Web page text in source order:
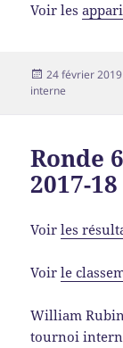
Voir les
24 février 2019
interne
Ronde
2017-
Voirles
Voirle
William
tournoi